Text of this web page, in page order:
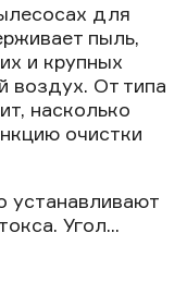
для
пыль,
и крупных
воздух. От типа
насколько
очистки
устанавливают
Угол...